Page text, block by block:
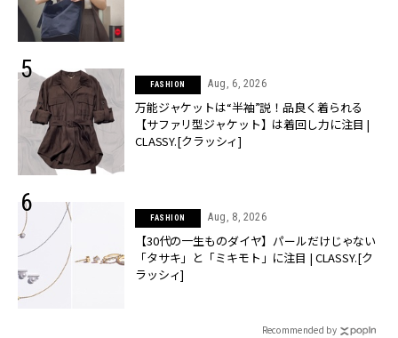
FASHION Aug, 6, 2026
万能ジャケットは“半袖”説！品良く着られる
【サファリ型ジャケット】は着回し力に注目 |
CLASSY.[クラッシィ]
FASHION Aug, 8, 2026
【30代の一生ものダイヤ】パールだけじゃない
「タサキ」と「ミキモト」に注目 | CLASSY.[ク
ラッシィ]
Recommended by